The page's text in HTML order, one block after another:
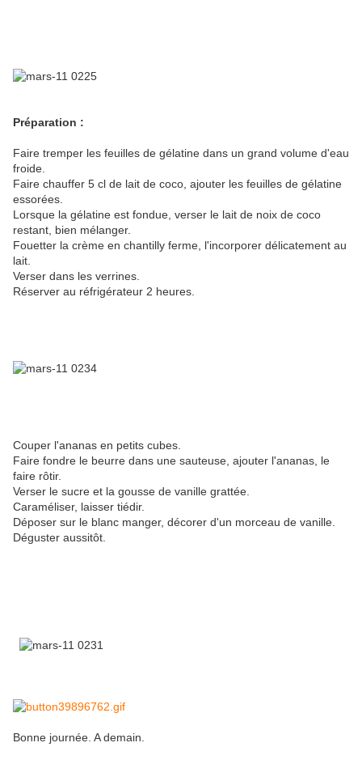
Préparation :
Faire tremper les feuilles de gélatine dans un grand volume d'eau
froide.
Faire chauffer 5 cl de lait de coco, ajouter les feuilles de gélatine
essorées.
Lorsque la gélatine est fondue, verser le lait de noix de coco
restant, bien mélanger.
Fouetter la crème en chantilly ferme, l'incorporer délicatement au
lait.
Verser dans les verrines.
Réserver au réfrigérateur 2 heures.
Couper l'ananas en petits cubes.
Faire fondre le beurre dans une sauteuse, ajouter l'ananas, le
faire rôtir.
Verser le sucre et la gousse de vanille grattée.
Caraméliser, laisser tiédir.
Déposer sur le blanc manger, décorer d'un morceau de vanille.
Déguster aussitôt.
Bonne journée. A demain.